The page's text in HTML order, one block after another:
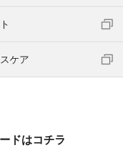
ケア
ドはコチラ